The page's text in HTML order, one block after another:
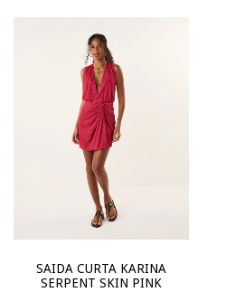
SAIDA CURTA KARINA
SERPENT SKIN PINK